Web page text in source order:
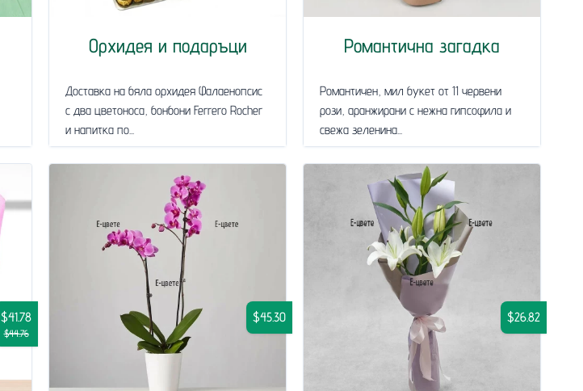
Орхидея и подаръци
Доставка на бяла орхидея Фалаенопсис
с два цветоноса, бонбони Ferrero Rocher
и напитка по...
Романтична загадка
Романтичен, мил букет от 11 червени
рози, аранжирани с нежна гипсофила и
свежа зеленина...
$41.78
$44.76
$45.30 $26.82